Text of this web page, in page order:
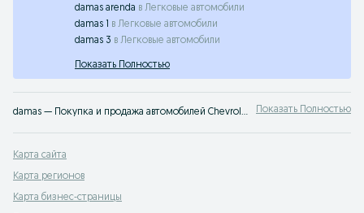
damas arenda в Легковые автомобили
damas 1 в Легковые автомобили
damas 3 в Легковые автомобили
Показать Полностью
damas — Покупка и продажа автомобилей Chevrolet Самаркандская область ✔️ Новые и подержанные авто по выгодным ценам ⭐ Удобно, быстро и без посредников — на OLX.uz Показать Полностью
Карта сайта
Карта регионов
Карта бизнес-страницы